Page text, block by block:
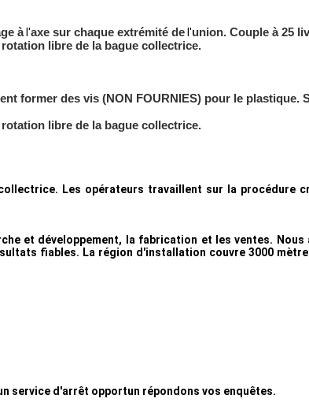
àl'axe sur chaque extrémité de l'union. Couple à 25
libre de la bague collectrice.
former des vis (NON FOURNIES) pour le plastique.
libre de la bague collectrice.
Les opérateurs travaillent sur la procédure
et développement, la fabrication et les ventes. Nous
fiables. La région d'installation couvre 3000
service d'arrêt opportun répondons vos enquêtes.